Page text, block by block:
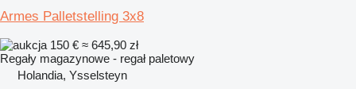
Armes Palletstelling 3x8
150 € ≈ 645,90 zł
Regały magazynowe - regał paletowy
Holandia, Ysselsteyn